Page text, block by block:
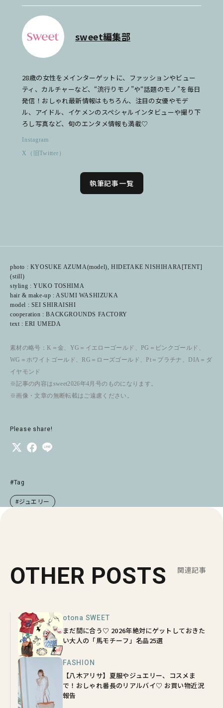
sweet編集部
28歳の女性をメインターゲットに、ファッションやビュー
ティ、カルチャーなど、“流行りモノ”や“話題のモノ”を毎日
発信！おしゃれ最新情報はもちろん、注目の女優やモデ
ル、アイドル、イケメンのスペシャルインタビューや撮り下
ろし写真など、旬のエンタメ情報も満載♡
Instagram
X（旧Twitter）
執筆記事一覧
photo : KYOSUKE AZUMA(model), HIDETAKE NISHIHARA[TENT]
(still)
styling : YUKO TOSHIMA
hair & make-up : ASUMI WASHIZUKA
model : SEI SHIRAISHI
cooperation : BACKGROUNDS FACTORY
text : ERI UMEDA
素材の略号：K＝金、YG＝イエローゴールド、PG＝ピンクゴールド、
WG＝ホワイトゴールド、RG＝ローズゴールド、Pt＝プラチナ、DIA＝ダ
イヤモンド
※記事の内容はsweet2026年4月号のものになります。
※画像・文章の無断転載はご遠慮ください。
Please share!
#Tag
#ジュエリー
OTHER POSTS 関連記事
otona SWEET
まだ間に合う♡ 2026年絶対にゲットしておきた
い大人の「馬モチーフ」名品25選
FASHION
【八木アリサ】夏服やジュエリー、コスメま
で！おしゃれ番長のリアルバイ♡ お買い物近況
報告